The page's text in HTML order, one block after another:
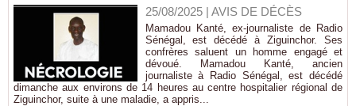
25/08/2025| AVIS DE DÉCÈS
Mamadou Kanté, ex-journaliste de Radio
Sénégal, est décédé à Ziguinchor. Ses
confrères saluent un homme engagé et
dévoué. Mamadou Kanté, ancien
journaliste à Radio Sénégal, est décédé
dimanche aux environs de 14 heures au centre hospitalier régional de
Ziguinchor, suite à une maladie, a appris...